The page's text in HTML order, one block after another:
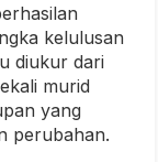
kelulusan
diukur dari
murid
yang
perubahan.